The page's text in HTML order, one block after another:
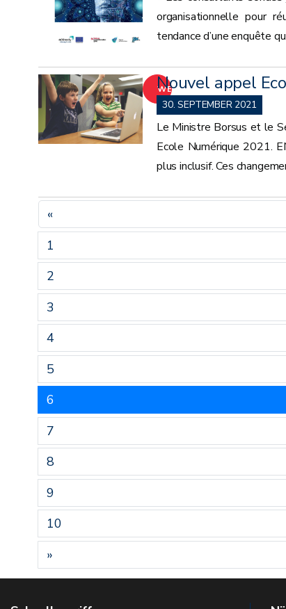
organisationnelle pour
tendance d’une enquête
WEITER
Nouvel appel
30. SEPTEMBER 2021
Le Ministre Borsus et le
Ecole Numérique 2021.
plus inclusif. Ces
«
1
2
3
4
5
6
7
8
9
10
»